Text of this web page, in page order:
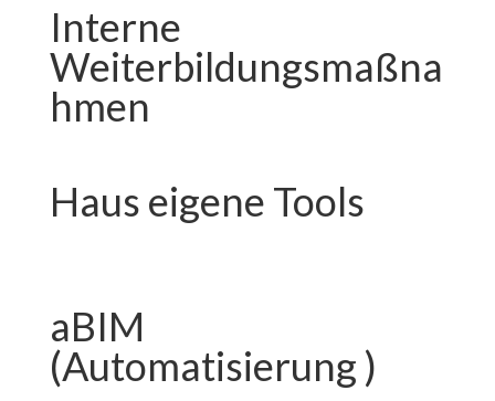
Interne
Weiterbildungsmaßna
hmen
Haus eigene Tools
aBIM
(Automatisierung )